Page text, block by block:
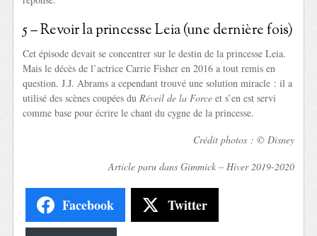
5 – Revoir la princesse Leia (une dernière fois)
Cet épisode devait se concentrer sur le destin de la princesse Leia.
Mais le décès de l’actrice Carrie Fisher en 2016 a tout remis en
question. J.J. Abrams a cependant trouvé une solution miracle : il a
utilisé des scènes coupées duRéveil de la Force et s’en est servi
comme base pour écrire le chant du cygne de la princesse.
Crédit photos : © Disney
Article paru dans Gimmick – Hiver 2019-2020
Facebook Twitter